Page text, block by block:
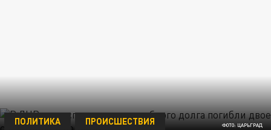
ФОТО: ЦАРЬГРАД
ПОЛИТИКА ПРОИСШЕСТВИЯ